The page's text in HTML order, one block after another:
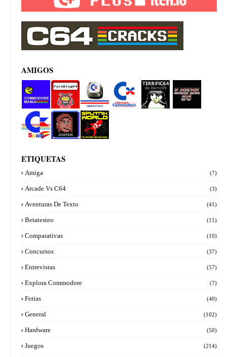
AMIGOS
ore manía
Explora
Commod
ore
PacoBlog
64
Terrifi64
de
Darro99
Marcos64
Commod
ore Spain
Sputnik
World
Josepzin
ETIQUETAS
Amiga (7)
Arcade Vs C64 (3)
Aventuras De Texto (41)
Betatesteo (11)
Comparativas (10)
Concursos (37)
Entrevistas (57)
Explora Commodore (7)
Ferias (40)
General (102)
Hardware (50)
Juegos (214)